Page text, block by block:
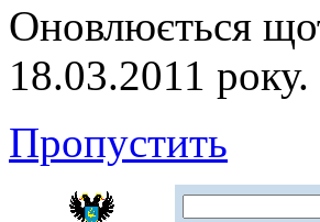
Оновлюється
18.03.2011 року.
Пропустить